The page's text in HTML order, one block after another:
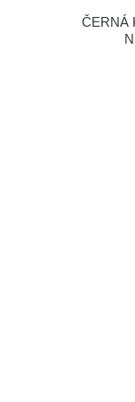
ČERNÁ